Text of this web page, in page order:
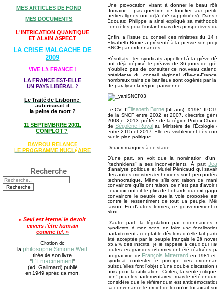
MES ARTICLES DE FOND
MES DOCUMENTS
L'INTRICATION QUANTIQUE
ET ALAIN ASPECT
LA CRISE MALGACHE DE
2009
VIVE LA FRANCE !
LA FRANCE EST-ELLE
UN PAYS LIBÉRAL ?
Le Traité de Lisbonne
autoriserait-il
la peine de mort ?
11 SEPTEMBRRE 2001,
COMPLOT ?
BAYROU RELANCE
LE PROGRAMME NUCLÉAIRE
Recherche
« Seul est éternel le devoir
envers l'être humain
comme tel. »
Citation de
laphilosophe Simone Weil
tirée de son livre
"L'Enracinement"
(éd. Gallimard) publié
en 1949 après sa mort.
Une provocation visant à donner le beau
domaine : pas question de toucher aux
petites lignes ont déjà été supprimées).
Édouard Philippe a ainsi expliqué sa
concrètes pour l’instant mais des perspectives
Enfin, à l’issue du conseil des ministres du 14
Élisabeth Borne a présenté à la presse son
SNCF par ordonnances.
Résultats : les syndicats appellent à la grève
ont déjà déposé le préavis de 36 jours de
n’oubliez pas de consulter ce nouveau
présidente du conseil régional d’Île-de-
nombreux trains de banlieue sont cogérés par
de paralyser la région parisienne.
Le CV d’Élisabeth Borne(56 ans), X1981-
de la SNCF entre 2002 et 2007, directrice
2008 et 2013, préfète de la région Poitou-
deSégolène Royal au Ministère de
entre 2015 et 2017. Elle est visiblement très
sur le plan politique.
Deux remarques à ce stade.
D’une part, on voit que la nomination d’un
"techniciens" a ses inconvénients. À part
d’analyse politique et Muriel Pénicaud qui
des autres ministres techniciens sont peu
technocratique. Même s’ils ont raison de
convaincre qu’ils ont raison, ce n’est pas
ceux qui ont dit le plus de bobards qui ont
convaincre le peuple que la voie proposée
contre le ressentiment de tout un peuple.
raison. En d'autres termes, ce gouvernement
plus.
D’autre part, la législation par
syndicats, à mon sens, de faire une
parfaitement acceptable dès lors qu’elle fait
été acceptée par le peuple français le 28
65,9% des inscrits, je le rappelle à ceux qui
toutes les grandes réformes ont été réalisées
programme de François Mitterrand en 1981 et
syndicat contester le principe des
puisqu’elles font l’objet d’une double
puis pour la ratification. Certes, la seule
rien" pour les parlementaires, mais le
considère que le référendum est
sa convenance le projet de loi qu’on lui aurait